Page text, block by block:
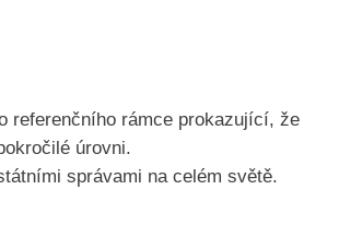
referenčního rámce prokazující, že
úrovni.
správami na celém světě.